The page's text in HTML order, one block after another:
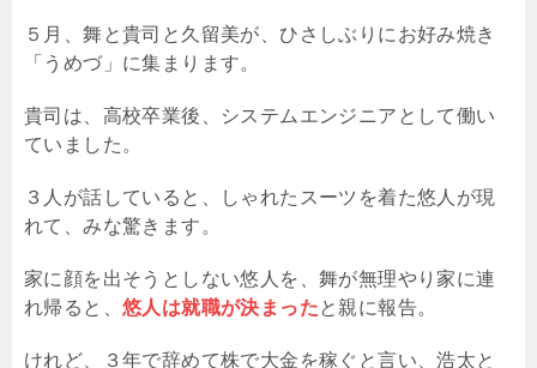
５月、舞と貴司と久留美が、ひさしぶりにお好み焼き
「うめづ」に集まります。
貴司は、高校卒業後、システムエンジニアとして働い
ていました。
３人が話していると、しゃれたスーツを着た悠人が現
れて、みな驚きます。
家に顔を出そうとしない悠人を、舞が無理やり家に連
れ帰ると、 悠人は就職が決まったと親に報告。
けれど、３年で辞めて株で大金を稼ぐと言い、浩太と